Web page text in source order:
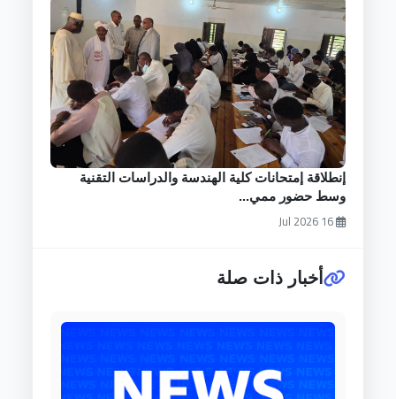
إنطلاقة إمتحانات كلية الهندسة والدراسات التقنية
وسط حضور ممي...
16 Jul 2026
أخبار ذات صلة